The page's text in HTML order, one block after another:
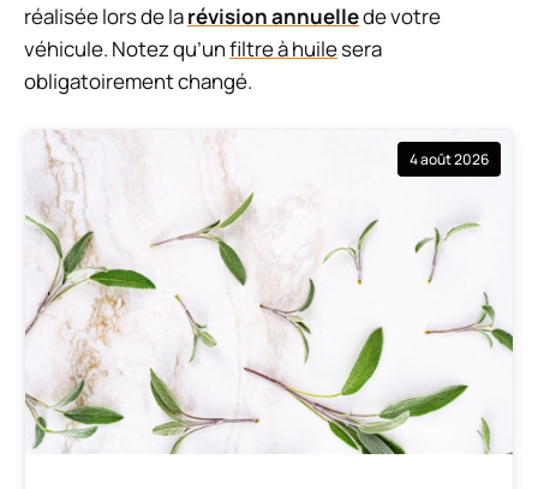
réalisée lors de larévision annuellede votre
véhicule. Notez qu’unfiltre à huilesera
obligatoirement changé.
4 août 2026